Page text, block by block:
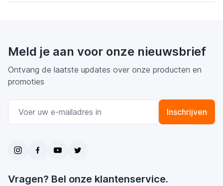
Meld je aan voor onze nieuwsbrief
Ontvang de laatste updates over onze producten en
promoties
Inschrijven
Vragen? Bel onze klantenservice.